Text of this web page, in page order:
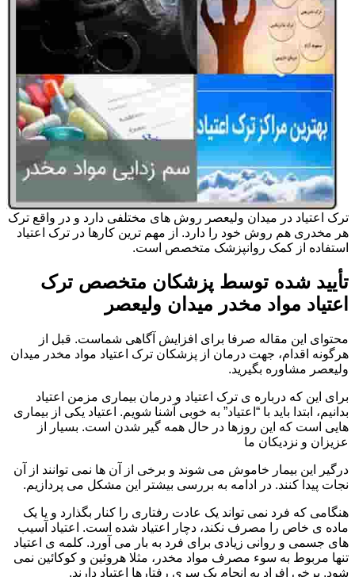
ترک اعتیاد در میدان ولیعصر روش های مختلفی دارد و در واقع ترک
هر مخدری هم روش خود را دارد. از مهم ترین کارها در ترک اعتیاد
استفاده از کمک روانپزشک متخصص است.
تأیید شده توسط پزشکان متخصص ترک
اعتیاد مواد مخدر میدان ولیعصر
محتوای این مقاله صرفا برای افزایش آگاهی شماست. قبل از
هرگونه اقدام، جهت درمان از پزشکان ترک اعتیاد مواد مخدر میدان
ولیعصر مشاوره بگیرید.
برای این که درباره ی ترک اعتیاد و درمان بیماری مزمن اعتیاد
بدانیم، ابتدا باید با “اعتیاد” به خوبی آشنا شویم. اعتیاد یکی از بیماری
هایی است که این روزها در حال همه گیر شدن است. بسیار از
عزیزان و نزدیکان ما
درگیر این بیمار خاموش می شوند و برخی از آن ها نمی توانند از آن
نجات پیدا کنند. در ادامه به بررسی بیشتر این مشکل می پردازیم.
هنگامی که فرد نمی تواند یک عادت رفتاری را کنار بگذارد و یا یک
ماده ی خاص را مصرف نکند، دچار اعتیاد شده است. اعتیاد آسیب
های جسمی و روانی زیادی برای فرد به بار می آورد. کلمه ی اعتیاد
تنها مربوط به سوء مصرف مواد مخدر، مثلا هروئین و کوکائین نمی
شود. برخی افراد به انجام یک سری رفتارها اعتیاد دارند.